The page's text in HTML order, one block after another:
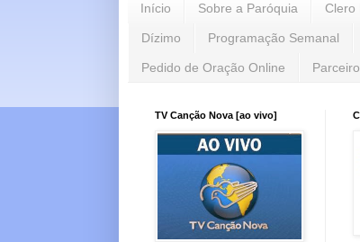
Início Sobre a Paróquia Clero
Dízimo Programação Semanal
Pedido de Oração Online
TV Canção Nova [ao vivo]